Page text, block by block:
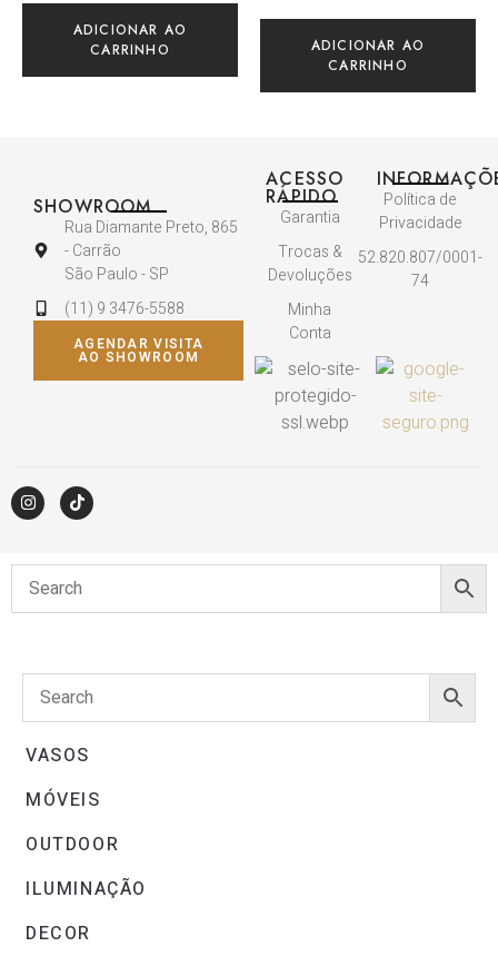
ADICIONAR AO
CARRINHO
ADICIONAR AO
CARRINHO
SHOWROOM
Rua Diamante Preto, 865
- Carrão
São Paulo - SP
(11) 9 3476-5588
AGENDAR VISITA
AO SHOWROOM
ACESSO
RÁPIDO
Garantia
Trocas &
Devoluções
Minha
Conta
Política de
Privacidade
52.820.807/0001-
74
VASOS
MÓVEIS
OUTDOOR
ILUMINAÇÃO
DECOR